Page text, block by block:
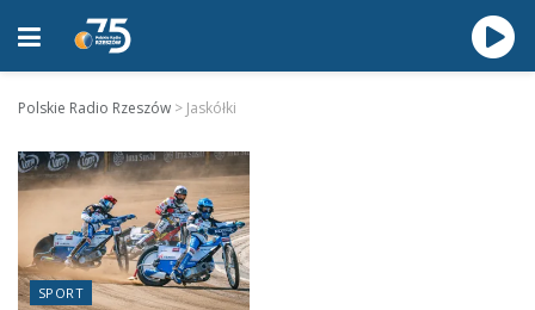
Polskie Radio Rzeszów > Jaskółki
SPORT